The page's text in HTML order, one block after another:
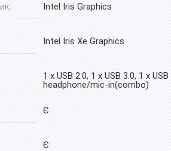
Intel Iris Graphics
Intel Iris Xe Graphics
1 x USB 2.0, 1 x USB 3.0, 1 x
headphone/mic-in(combo)
Є
Є